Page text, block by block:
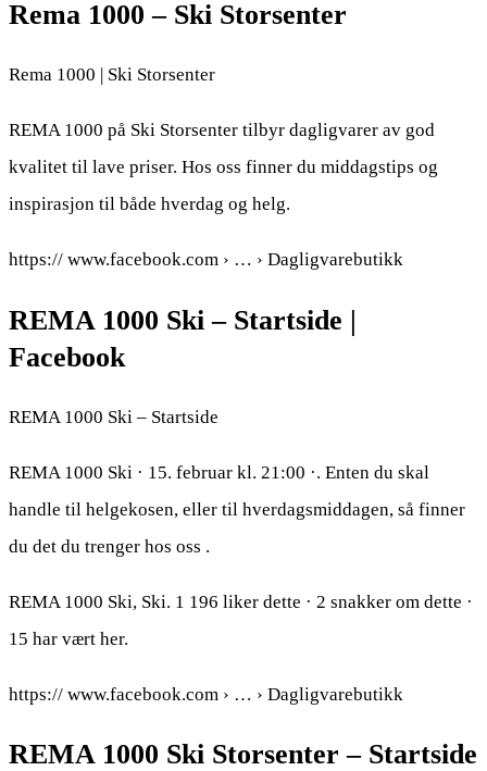
Rema 1000 – Ski Storsenter
Rema 1000 | Ski Storsenter
REMA 1000 på Ski Storsenter tilbyr dagligvarer av god
kvalitet til lave priser. Hos oss finner du middagstips og
inspirasjon til både hverdag og helg.
https:// www.facebook.com › … › Dagligvarebutikk
REMA 1000 Ski – Startside |
Facebook
REMA 1000 Ski – Startside
REMA 1000 Ski · 15. februar kl. 21:00 ·. Enten du skal
handle til helgekosen, eller til hverdagsmiddagen, så finner
du det du trenger hos oss ​.
REMA 1000 Ski, Ski. 1 196 liker dette · 2 snakker om dette ·
15 har vært her.
https:// www.facebook.com › … › Dagligvarebutikk
REMA 1000 Ski Storsenter – Startside